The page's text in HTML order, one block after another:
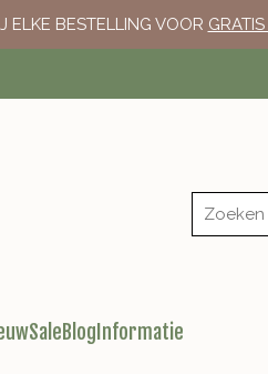
ELKE BESTELLING VOOR
Zoeken
SaleBlog Informatie